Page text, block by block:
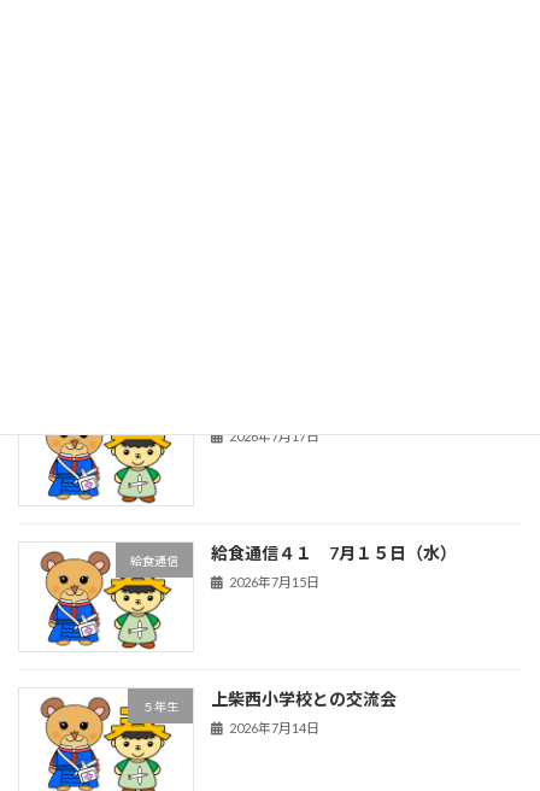
2026年7月17日
給食通信 給食通信４１ 7月１５日（水）
2026年7月15日
５年生 上柴西小学校との交流会
2026年7月14日